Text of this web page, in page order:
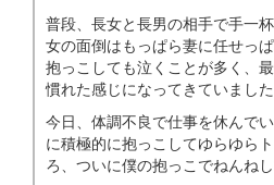
普段、長女と長男の相手で手一
女の面倒はもっぱら妻に任せっ
抱っこしても泣くことが多く、
慣れた感じになってきていました
今日、体調不良で仕事を休んで
に積極的に抱っこしてゆらゆら
ろ、ついに僕の抱っこでねんね